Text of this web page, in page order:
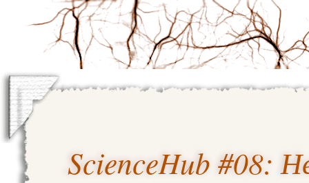
ScienceHub #08: